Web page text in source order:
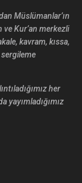
Müslümanlar’ın
Kur’an merkezli
kavram, kıssa,
her
yayımladığımız